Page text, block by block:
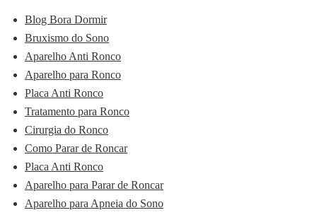
Blog Bora Dormir
Bruxismo do Sono
Aparelho Anti Ronco
Aparelho para Ronco
Placa Anti Ronco
Tratamento para Ronco
Cirurgia do Ronco
Como Parar de Roncar
Placa Anti Ronco
Aparelho para Parar de Roncar
Aparelho para Apneia do Sono